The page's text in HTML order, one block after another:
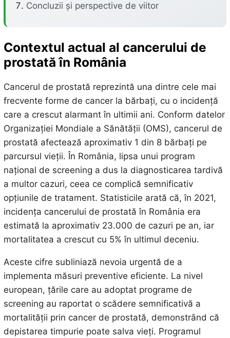
Concluzii și perspective de viitor
Contextul actual al cancerului de
prostată în România
Cancerul de prostată reprezintă una dintre cele mai
frecvente forme de cancer la bărbați, cu o incidență
care a crescut alarmant în ultimii ani. Conform datelor
Organizației Mondiale a Sănătății (OMS), cancerul de
prostată afectează aproximativ 1 din 8 bărbați pe
parcursul vieții. În România, lipsa unui program
național de screening a dus la diagnosticarea tardivă
a multor cazuri, ceea ce complică semnificativ
opțiunile de tratament. Statisticile arată că, în 2021,
incidența cancerului de prostată în România era
estimată la aproximativ 23.000 de cazuri pe an, iar
mortalitatea a crescut cu 5% în ultimul deceniu.
Aceste cifre subliniază nevoia urgentă de a
implementa măsuri preventive eficiente. La nivel
european, țările care au adoptat programe de
screening au raportat o scădere semnificativă a
mortalității prin cancer de prostată, demonstrând că
depistarea timpurie poate salva vieți. Programul